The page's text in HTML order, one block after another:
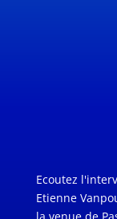
Ecoutez
Etienne